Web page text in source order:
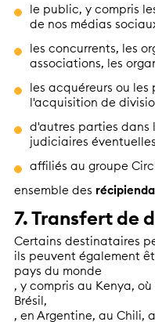
le public, y compris
de nos médias
les concurrents, les
associations, les
les acquéreurs ou
l'acquisition de
d'autres parties dans
judiciaires
affiliés au groupe
ensemble des
7. Transfert de
Certains destinataires
ils peuvent également
pays du monde
, y compris au Kenya,
Brésil,
, en Argentine, au Chili,